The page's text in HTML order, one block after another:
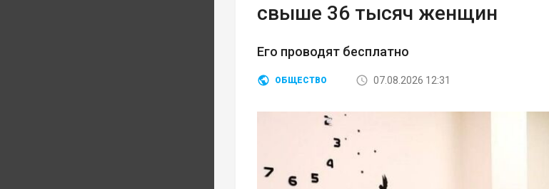
свыше 36 тысяч женщин
Его проводят бесплатно
ОБЩЕСТВО 07.08.2026 12:31